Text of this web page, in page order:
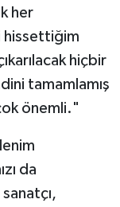
her
hissettiğim
hiçbir
tamamlamış
önemli."
da